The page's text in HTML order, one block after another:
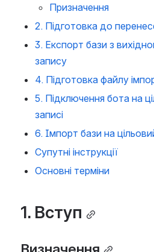
Призначення
2. Підготовка до
3. Експорт бази з
запису
4. Підготовка файлу
5. Підключення бота на
записі
6. Імпорт бази на
Супутні інструкції
Основні терміни
1. Вступ